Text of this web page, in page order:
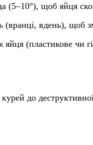
(5–10°), щоб яйця
(вранці, вдень), щоб
яйця (пластикове чи
до